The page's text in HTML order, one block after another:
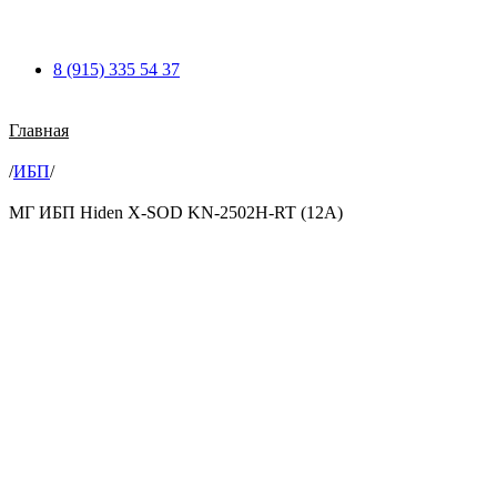
8 (915) 335 54 37
Главная
/ИБП/
МГ ИБП Hiden X-SOD KN-2502H-RT (12А)